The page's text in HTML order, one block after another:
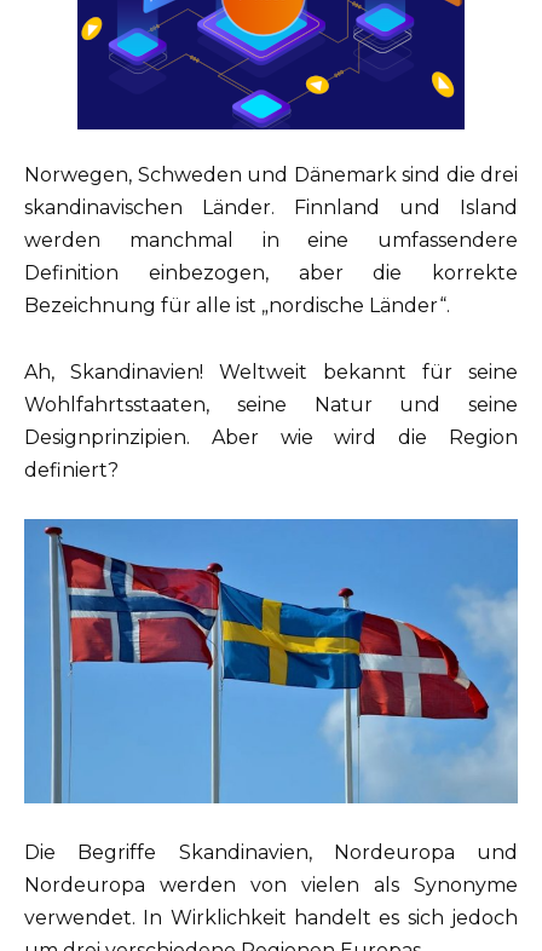
Norwegen, Schweden und Dänemark sind die drei
skandinavischen Länder. Finnland und Island
werden manchmal in eine umfassendere
Definition einbezogen, aber die korrekte
Bezeichnung für alle ist „nordische Länder“.
Ah, Skandinavien! Weltweit bekannt für seine
Wohlfahrtsstaaten, seine Natur und seine
Designprinzipien. Aber wie wird die Region
definiert?
Die Begriffe Skandinavien, Nordeuropa und
Nordeuropa werden von vielen als Synonyme
verwendet. In Wirklichkeit handelt es sich jedoch